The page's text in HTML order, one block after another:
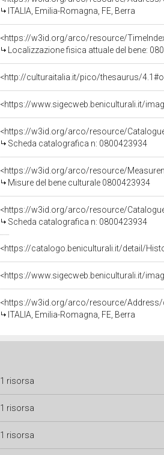
ITALIA, Emilia-Romagna, FE, Berra
<https://w3id.org/arco/resource/
Localizzazione fisica attuale del bene:
<http://culturaitalia.it/pico/thesaurus/
<https://www.sigecweb.beniculturali.it/
<https://w3id.org/arco/resource/
Scheda catalografica n: 0800423934
<https://w3id.org/arco/resource/
Misure del bene culturale 0800423934
<https://w3id.org/arco/resource/
Scheda catalografica n: 0800423934
<https://catalogo.beniculturali.it/detail/
<https://www.sigecweb.beniculturali.it/
<https://w3id.org/arco/resource/
ITALIA, Emilia-Romagna, FE, Berra
1 risorsa
1 risorsa
1 risorsa